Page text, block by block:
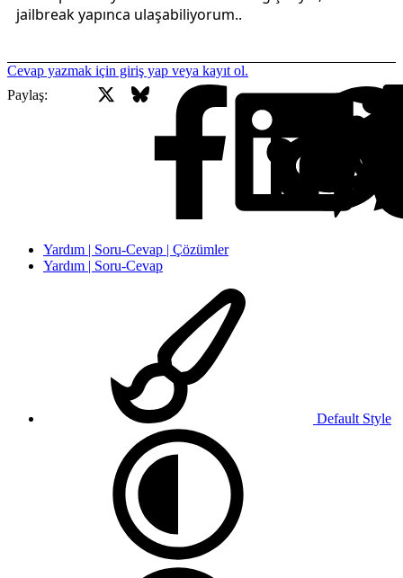
jailbreak yapınca ulaşabiliyorum..
Cevap yazmak için giriş yap veya kayıt ol.
Paylaş:
Facebook
Bluesky
Yardım | Soru-Cevap | Çözümler
Yardım | Soru-Cevap
Default Style